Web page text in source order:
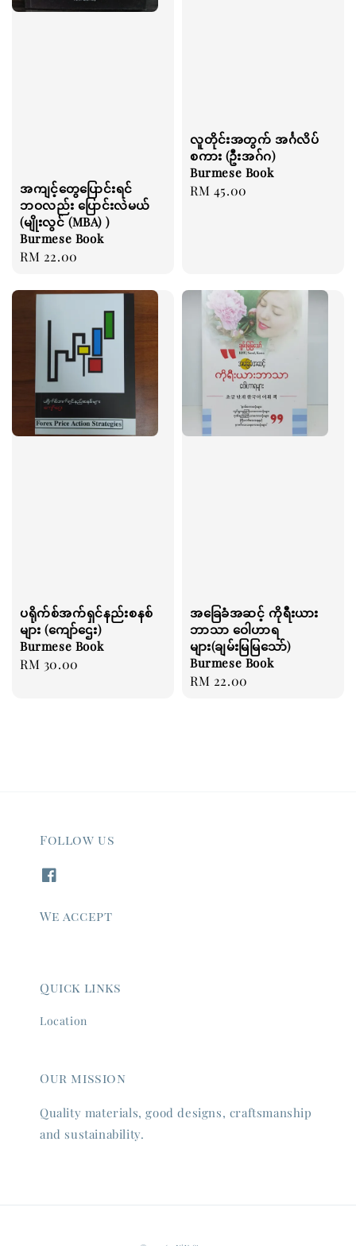
အကျင့်တွေပြောင်းရင်
ဘဝလည်း ပြောင်းလဲမယ်
(မျိုးလွင် (MBA) )
Burmese Book
Regular
RM 22.00
လူတိုင်းအတွက် အင်္ဂလိပ်
စကား (ဦးအဂ်ဂ)
Burmese Book
Regular
RM 45.00
ပရိုက်စ်အက်ရှင်နည်းစနစ်
များ (ကျော်ဌေး)
Burmese Book
Regular
RM 30.00
အခြေခံအဆင့် ကိုရီးယား
ဘာသာ ဝေါဟာရ
များ(ချမ်းမြမြသော်)
Burmese Book
Regular
RM 22.00
Follow us
We accept
Quick links
Location
Our mission
Quality materials, good designs, craftsmanship
and sustainability.